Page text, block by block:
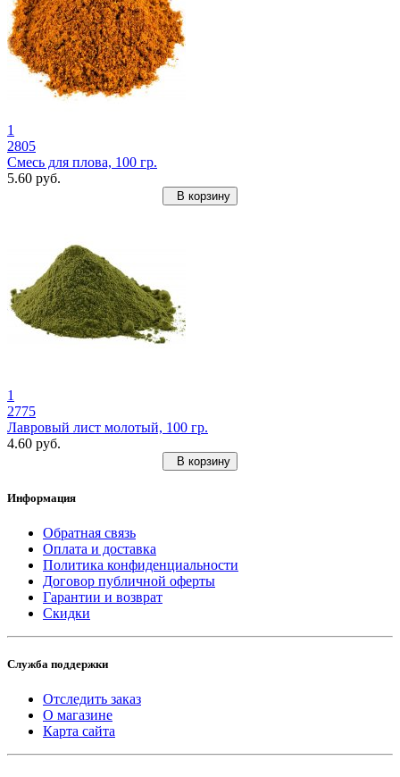
1
2805
Смесь для плова, 100 гр.
5.60 руб.
В корзину
1
2775
Лавровый лист молотый, 100 гр.
4.60 руб.
В корзину
Информация
Обратная связь
Оплата и доставка
Политика конфиденциальности
Договор публичной оферты
Гарантии и возврат
Скидки
Служба поддержки
Отследить заказ
О магазине
Карта сайта